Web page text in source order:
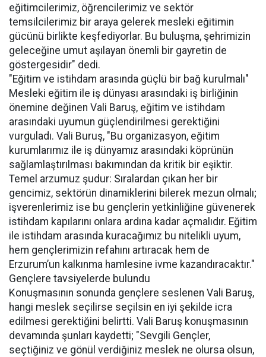
eğitimcilerimiz, öğrencilerimiz ve sektör
temsilcilerimiz bir araya gelerek mesleki eğitimin
gücünü birlikte keşfediyorlar. Bu buluşma, şehrimizin
geleceğine umut aşılayan önemli bir gayretin de
göstergesidir" dedi.
"Eğitim ve istihdam arasında güçlü bir bağ kurulmalı"
Mesleki eğitim ile iş dünyası arasındaki iş birliğinin
önemine değinen Vali Baruş, eğitim ve istihdam
arasındaki uyumun güçlendirilmesi gerektiğini
vurguladı. Vali Buruş, "Bu organizasyon, eğitim
kurumlarımız ile iş dünyamız arasındaki köprünün
sağlamlaştırılması bakımından da kritik bir eşiktir.
Temel arzumuz şudur: Sıralardan çıkan her bir
gencimiz, sektörün dinamiklerini bilerek mezun olmalı;
işverenlerimiz ise bu gençlerin yetkinliğine güvenerek
istihdam kapılarını onlara ardına kadar açmalıdır. Eğitim
ile istihdam arasında kuracağımız bu nitelikli uyum,
hem gençlerimizin refahını artıracak hem de
Erzurum’un kalkınma hamlesine ivme kazandıracaktır."
Gençlere tavsiyelerde bulundu
Konuşmasının sonunda gençlere seslenen Vali Baruş,
hangi meslek seçilirse seçilsin en iyi şekilde icra
edilmesi gerektiğini belirtti. Vali Baruş konuşmasının
devamında şunları kaydetti; "Sevgili Gençler,
seçtiğiniz ve gönül verdiğiniz meslek ne olursa olsun,